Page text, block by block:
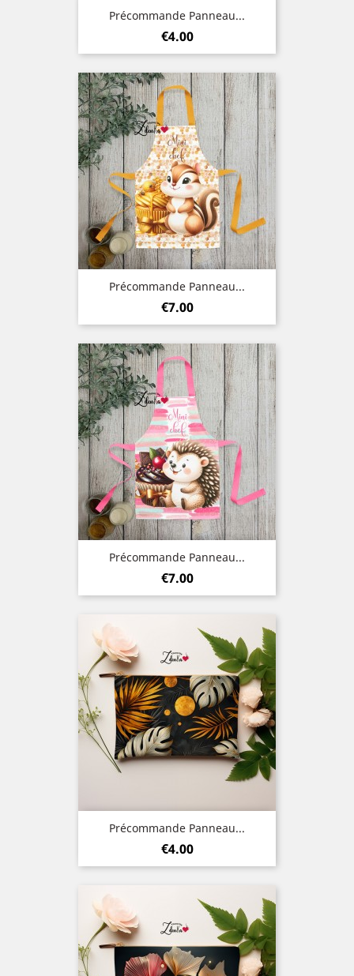
Précommande Panneau...
Price
€4.00
Précommande Panneau...
Price
€7.00
Précommande Panneau...
Price
€7.00
Précommande Panneau...
Price
€4.00